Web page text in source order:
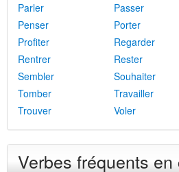
Parler
Passer
Penser
Porter
Profiter
Regarder
Rentrer
Rester
Sembler
Souhaiter
Tomber
Travailler
Trouver
Voler
Verbes fréquents